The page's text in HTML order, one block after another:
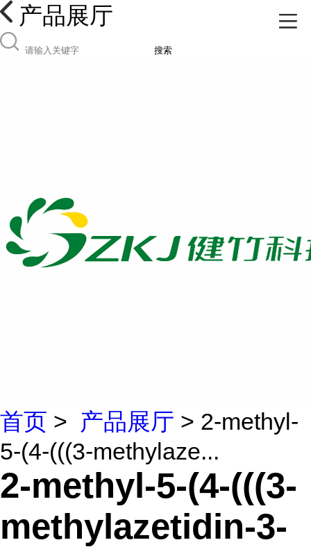
产品展厅
搜索
首页 > 产品展厅 > 2-methyl-
5-(4-(((3-methylaze...
2-methyl-5-(4-(((3-
methylazetidin-3-